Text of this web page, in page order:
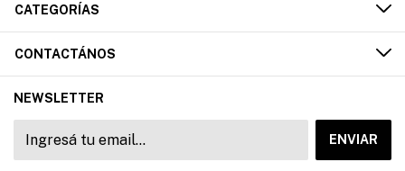
CATEGORÍAS
CONTACTÁNOS
NEWSLETTER